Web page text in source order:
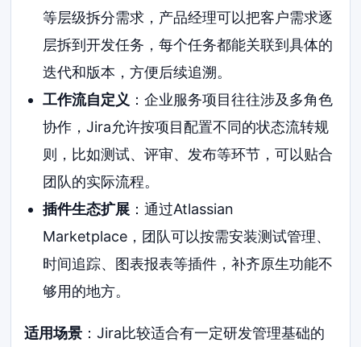
等层级拆分需求，产品经理可以把客户需求逐
层拆到开发任务，每个任务都能关联到具体的
迭代和版本，方便后续追溯。
工作流自定义 ：企业服务项目往往涉及多角色
协作，Jira允许按项目配置不同的状态流转规
则，比如测试、评审、发布等环节，可以贴合
团队的实际流程。
插件生态扩展：通过Atlassian
Marketplace，团队可以按需安装测试管理、
时间追踪、图表报表等插件，补齐原生功能不
够用的地方。
适用场景 ：Jira比较适合有一定研发管理基础的